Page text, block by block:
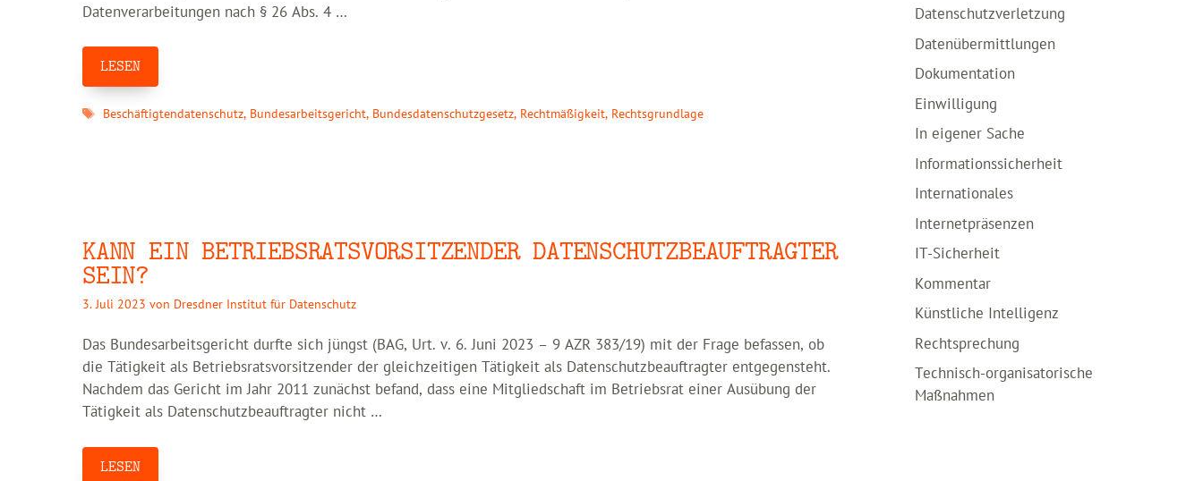
Datenverarbeitungen nach § 26 Abs. 4 …
LESEN
Schlagwörter
Beschäftigtendatenschutz, Bundesarbeitsgericht, Bundesdatenschutzgesetz, Rechtmäßigkeit, Rechtsgrundlage
KANN EIN BETRIEBSRATSVORSITZENDER DATENSCHUTZBEAUFTRAGTER
SEIN?
3. Juli 2023 von Dresdner Institut für Datenschutz
Das Bundesarbeitsgericht durfte sich jüngst (BAG, Urt. v. 6. Juni 2023 – 9 AZR 383/19) mit der Frage befassen, ob
die Tätigkeit als Betriebsratsvorsitzender der gleichzeitigen Tätigkeit als Datenschutzbeauftragter entgegensteht.
Nachdem das Gericht im Jahr 2011 zunächst befand, dass eine Mitgliedschaft im Betriebsrat einer Ausübung der
Tätigkeit als Datenschutzbeauftragter nicht …
LESEN
Datenschutzverletzung
Datenübermittlungen
Dokumentation
Einwilligung
In eigener Sache
Informationssicherheit
Internationales
Internetpräsenzen
IT-Sicherheit
Kommentar
Künstliche Intelligenz
Rechtsprechung
Technisch-organisatorische
Maßnahmen